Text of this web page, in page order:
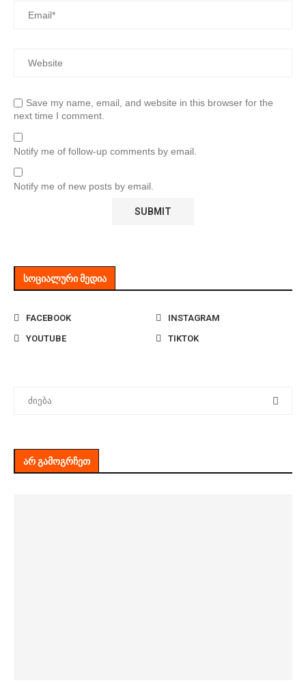
Save my name, email, and website in this browser for the
next time I comment.
Notify me of follow-up comments by email.
Notify me of new posts by email.
ᲡᲝᲪᲘᲐᲚᲣᲠᲘ ᲛᲔᲓᲘᲐ
FACEBOOK
INSTAGRAM
YOUTUBE
TIKTOK
ᲐᲠ ᲒᲐᲛᲝᲒᲠᲩᲔᲗ